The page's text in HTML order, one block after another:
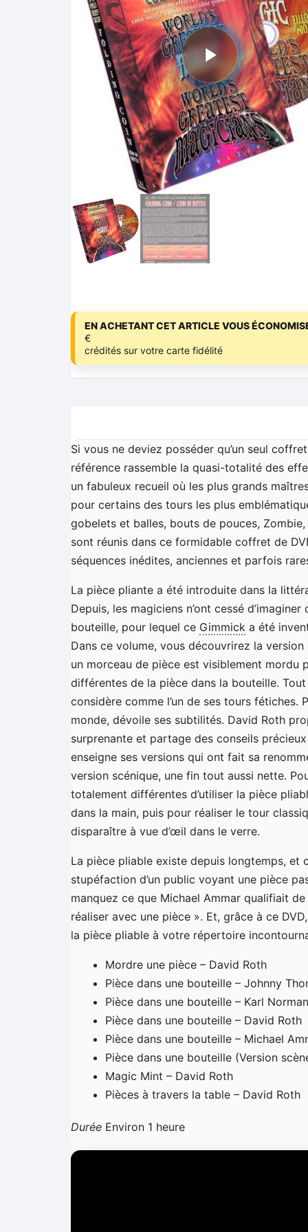
EN ACHETANT CET ARTICLE VOUS
€
crédités sur votre carte fidélité
Si vous ne deviez posséder qu’un seul
référence rassemble la quasi-totalité des
un fabuleux recueil où les plus grands
pour certains des tours les plus
gobelets et balles, bouts de pouces,
sont réunis dans ce formidable coffret de
séquences inédites, anciennes et parfois
La pièce pliante a été introduite dans la
Depuis, les magiciens n’ont cessé
bouteille, pour lequel ce Gimmick a été
Dans ce volume, vous découvrirez la
un morceau de pièce est visiblement mordu
différentes de la pièce dans la bouteille.
considère comme l’un de ses tours fétiches.
monde, dévoile ses subtilités. David Roth
surprenante et partage des conseils
enseigne ses versions qui ont fait sa
version scénique, une fin tout aussi nette.
totalement différentes d’utiliser la pièce
dans la main, puis pour réaliser le tour
disparaître à vue d’œil dans le verre.
La pièce pliable existe depuis longtemps, et
stupéfaction d’un public voyant une pièce
manquez ce que Michael Ammar qualifiait
réaliser avec une pièce ». Et, grâce à ce
la pièce pliable à votre répertoire
Mordre une pièce – David Roth
Pièce dans une bouteille – Johnny
Pièce dans une bouteille – Karl Norman
Pièce dans une bouteille – David Roth
Pièce dans une bouteille – Michael
Pièce dans une bouteille (Version
Magic Mint – David Roth
Pièces à travers la table – David Roth
Durée Environ 1 heure